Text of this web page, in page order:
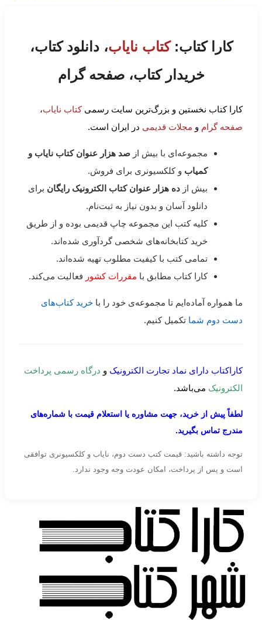
کارا کتاب:کتاب نایاب، دانلود کتاب،
خریدار کتاب، صفحه گرام
کارا کتاب نخستین و بزرگ‌ترین سایت رسمیکتاب نایاب،
صفحه گرام و مجلات قدیمی در ایران است.
مجموعه‌ای با بیش از صد هزار عنوان کتاب نایاب و
کمیاب و کلکسیونری برای فروش.
بیش از ده هزار عنوان کتاب الکترونیک رایگان برای
دانلود آسان و بدون نیاز به ثبت‌نام.
کلیه کتب این مجموعه چاپ قدیمی بوده و از طریق
خرید کتابخانه‌های شخصی گردآوری شده‌اند.
تمامی کتب با کیفیت مطلوب تهیه شده‌اند.
کارا کتاب مطابق با مقررات کشور فعالیت می‌کند.
ما همواره آماده‌ایم تا مجموعه‌ی خود را با خرید کتاب‌های
دست دوم شما تکمیل کنیم.
کاراکتاب دارای نماد تجارت الکترونیک و درگاه رسمی پرداخت
الکترونیک می‌باشد.
لطفاً پیش از خرید، جهت مشاوره یا استعلام قیمت با شماره‌های
مندرج تماس بگیرید.
توجه داشته باشید: قیمت کتب دست دوم، نایاب و کلکسیونری توافقی
است و پس از پرداخت، امکان عودت وجه وجود ندارد.